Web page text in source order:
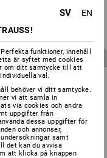
3 produkter i setet
SV
EN
funktioner, innehåll
är syftet med cookies
om ditt samtycke till att
val.
behöver vi ditt samtycke.
vi att samla in
via cookies och andra
uppgifter från
dessa uppgifter för
och annonser,
samt
det kan du avvisa
att klicka på knappen